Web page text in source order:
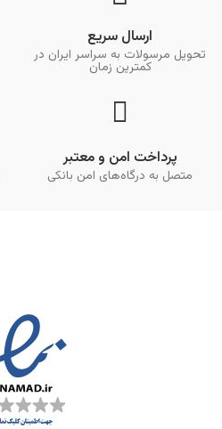
ارسال سریع
تحویل مرسولات به سراسر ایران در
کمترین زمان
پرداخت امن و معتبر
متصل به درگاه‌های امن بانکی